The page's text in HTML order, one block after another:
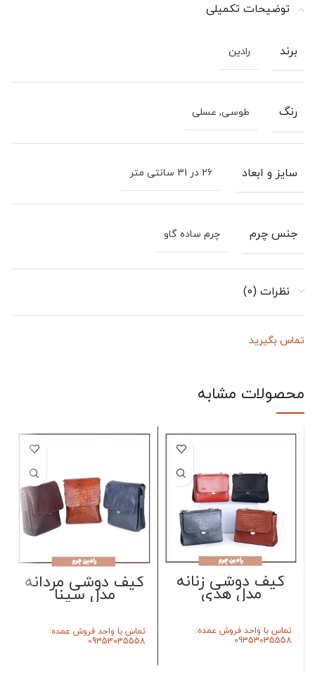
توضیحات تکمیلی
برند رادین
رنگ طوسی, عسلی
سایز و ابعاد 26 در 31 سانتی متر
جنس چرم چرم ساده گاو
نظرات (0)
تماس بگیرید
محصولات مشابه
کیف دوشی زنانه
مدل هدی
تماس با واحد فروش عمده:
09353035558
کیف دوشی مردانه
مدل سینا
تماس با واحد فروش عمده:
09353035558